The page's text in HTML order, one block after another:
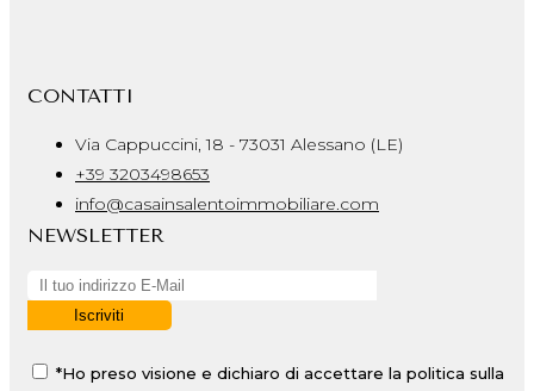
CONTATTI
Via Cappuccini, 18 - 73031 Alessano (LE)
+39 3203498653
info@casainsalentoimmobiliare.com
NEWSLETTER
*Ho preso visione e dichiaro di accettare la politica sulla